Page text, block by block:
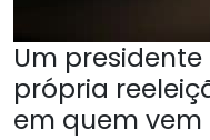
Um
própria
em quem vem